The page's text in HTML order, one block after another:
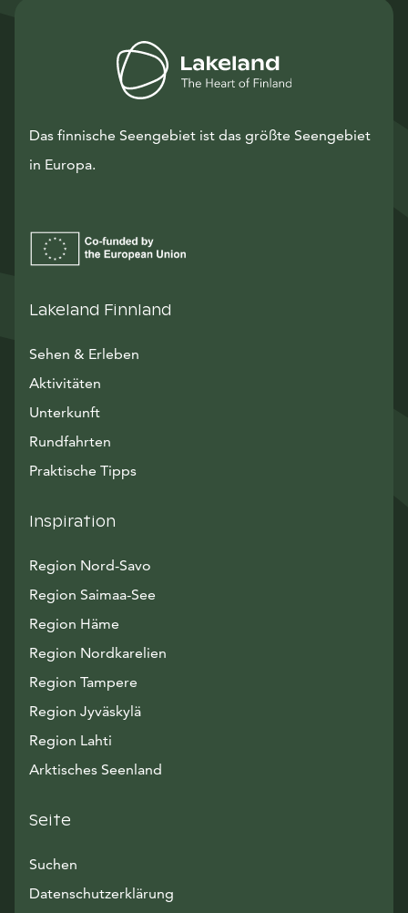
Das finnische Seengebiet ist das größte Seengebiet
in Europa.
Lakeland Finnland
Sehen & Erleben
Aktivitäten
Unterkunft
Rundfahrten
Praktische Tipps
Inspiration
Region Nord-Savo
Region Saimaa-See
Region Häme
Region Nordkarelien
Region Tampere
Region Jyväskylä
Region Lahti
Arktisches Seenland
Seite
Suchen
Datenschutzerklärung